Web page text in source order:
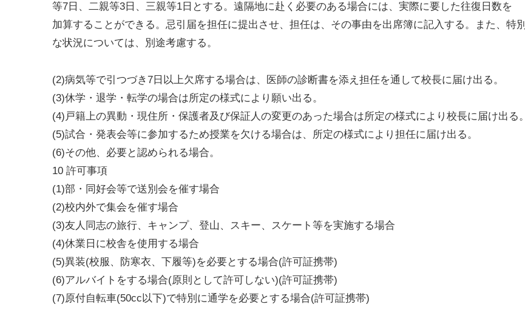
等7日、二親等3日、三親等1日とする。遠隔地に赴く必要のある場合には、実際に要した往復日数を
加算することができる。忌引届を担任に提出させ、担任は、その事由を出席簿に記入する。また、特別
な状況については、別途考慮する。
(2)病気等で引つづき7日以上欠席する場合は、医師の診断書を添え担任を通して校長に届け出る。
(3)休学・退学・転学の場合は所定の様式により願い出る。
(4)戸籍上の異動・現住所・保護者及び保証人の変更のあった場合は所定の様式により校長に届け出る。
(5)試合・発表会等に参加するため授業を欠ける場合は、所定の様式により担任に届け出る。
(6)その他、必要と認められる場合。
10 許可事項
(1)部・同好会等で送別会を催す場合
(2)校内外で集会を催す場合
(3)友人同志の旅行、キャンプ、登山、スキー、スケート等を実施する場合
(4)休業日に校舎を使用する場合
(5)異装(校服、防寒衣、下履等)を必要とする場合(許可証携帯)
(6)アルバイトをする場合(原則として許可しない)(許可証携帯)
(7)原付自転車(50cc以下)で特別に通学を必要とする場合(許可証携帯)